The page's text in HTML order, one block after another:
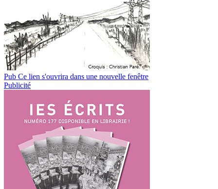
Pub Ce lien s'ouvrira dans une nouvelle fenêtre
Publicité